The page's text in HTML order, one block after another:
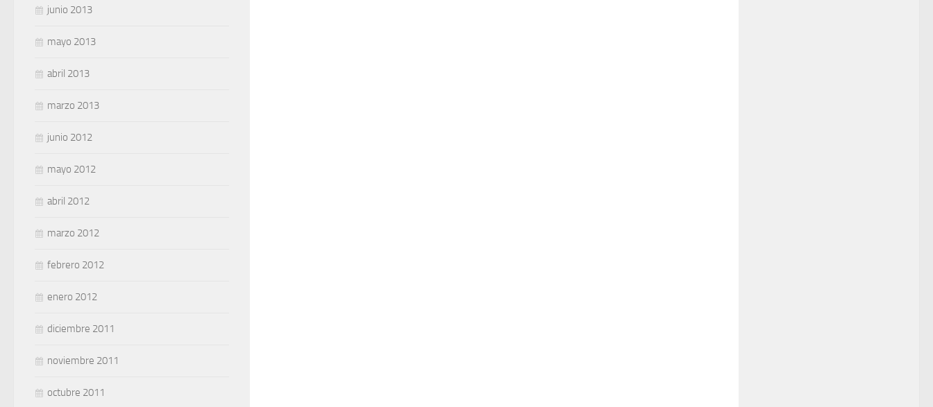
junio 2013
mayo 2013
abril 2013
marzo 2013
junio 2012
mayo 2012
abril 2012
marzo 2012
febrero 2012
enero 2012
diciembre 2011
noviembre 2011
octubre 2011